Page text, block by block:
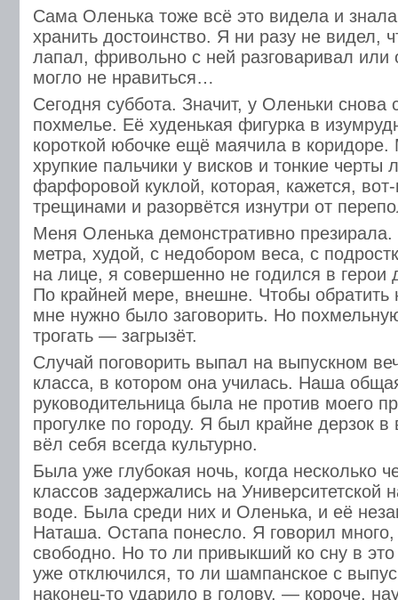
Сама Оленька тоже всё это видела и
хранить достоинство. Я ни разу не видел,
лапал, фривольно с ней разговаривал или
могло не нравиться…
Сегодня суббота. Значит, у Оленьки снова
похмелье. Её худенькая фигурка в
короткой юбочке ещё маячила в
хрупкие пальчики у висков и тонкие черты
фарфоровой куклой, которая, кажется, вот-
трещинами и разорвётся изнутри от
Меня Оленька демонстративно
метра, худой, с недобором веса, с
на лице, я совершенно не годился в герои
По крайней мере, внешне. Чтобы обратить
мне нужно было заговорить. Но
трогать — загрызёт.
Случай поговорить выпал на выпускном
класса, в котором она училась. Наша
руководительница была не против моего
прогулке по городу. Я был крайне дерзок
вёл себя всегда культурно.
Была уже глубокая ночь, когда несколько
классов задержались на Университетской
воде. Была среди них и Оленька, и её
Наташа. Остапа понесло. Я говорил
свободно. Но то ли привыкший ко сну в это
уже отключился, то ли шампанское с
наконец-то ударило в голову, — короче,